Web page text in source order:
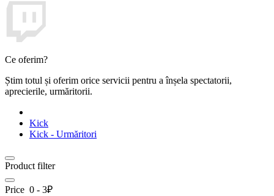
Ce oferim?
Știm totul și oferim orice servicii pentru a înșela spectatorii,
aprecierile, urmăritorii.
Kick
Kick - Urmăritori
Product filter
Price 0 - 3₽